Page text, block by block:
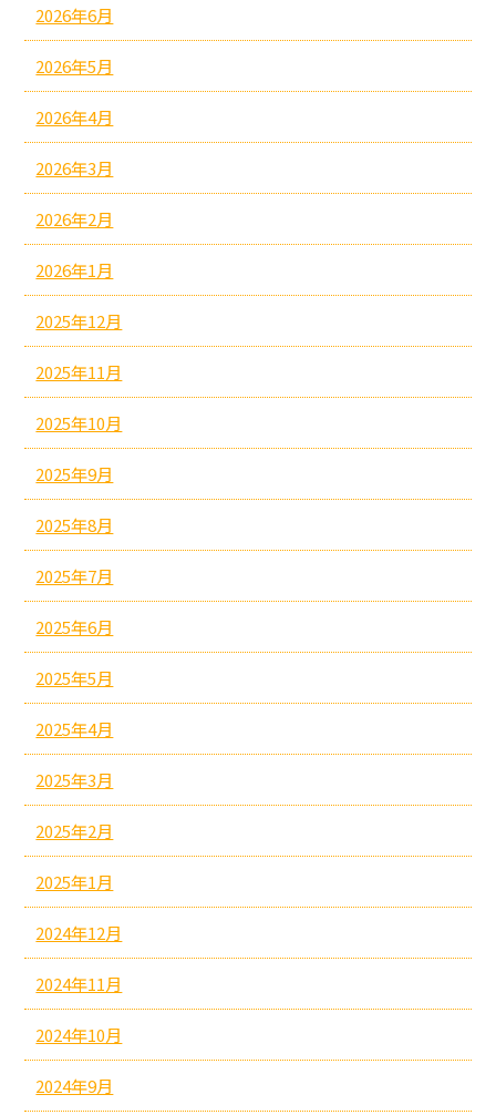
2026年6月
2026年5月
2026年4月
2026年3月
2026年2月
2026年1月
2025年12月
2025年11月
2025年10月
2025年9月
2025年8月
2025年7月
2025年6月
2025年5月
2025年4月
2025年3月
2025年2月
2025年1月
2024年12月
2024年11月
2024年10月
2024年9月